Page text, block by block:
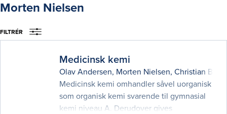
Morten Nielsen
FILTRÉR
Medicinsk kemi
Olav Andersen, Morten Nielsen, Christian
Medicinsk kemi omhandler såvel uorganisk
som organisk kemi svarende til gymnasial
kemi niveau A. Derudover gives